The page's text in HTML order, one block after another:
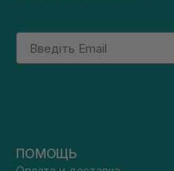
Email
ПОМОЩЬ